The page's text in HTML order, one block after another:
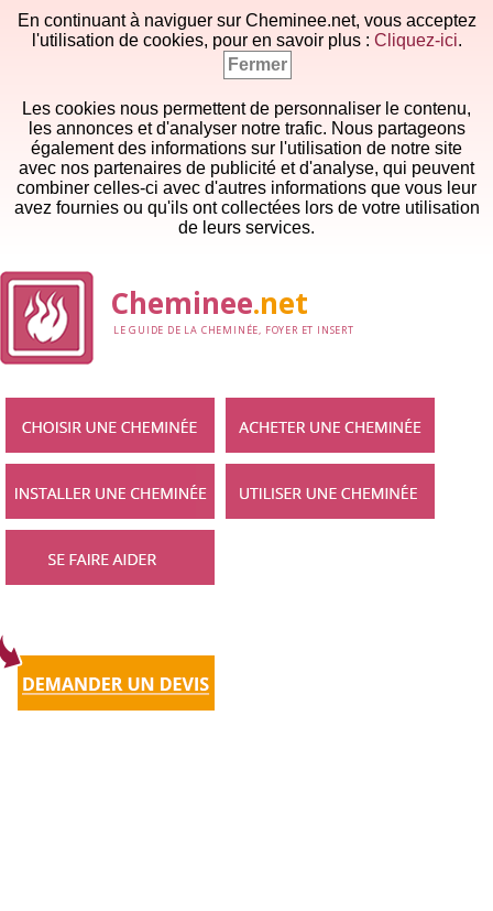
En continuant à naviguer sur Cheminee.net, vous acceptez
l'utilisation de cookies, pour en savoir plus : Cliquez-ici.
Fermer
Les cookies nous permettent de personnaliser le contenu,
les annonces et d'analyser notre trafic. Nous partageons
également des informations sur l'utilisation de notre site
avec nos partenaires de publicité et d'analyse, qui peuvent
combiner celles-ci avec d'autres informations que vous leur
avez fournies ou qu'ils ont collectées lors de votre utilisation
de leurs services.
Cheminee.net
LE GUIDE DE LA CHEMINÉE, FOYER ET INSERT